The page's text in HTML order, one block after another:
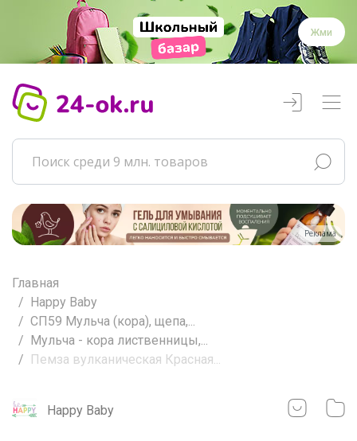
Жми
Реклама
Главная
Happy Baby
СП59 Мульча (кора), щепа,...
Мульча - кора лиственницы,...
Пемза вулканическая Красная...
Happy Baby